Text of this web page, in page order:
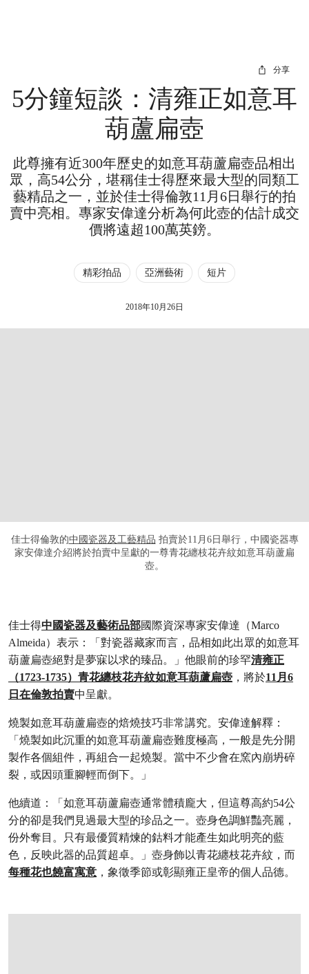
分享
5分鐘短談：清雍正如意耳
葫蘆扁壺
此尊擁有近300年歷史的如意耳葫蘆扁壺品相出
眾，高54公分，堪稱佳士得歷來最大型的同類工
藝精品之一，並於佳士得倫敦11月6日舉行的拍
賣中亮相。專家安偉達分析為何此壺的估計成交
價將遠超100萬英鎊。
精彩拍品 亞洲藝術 短片
2018年10月26日
佳士得倫敦的中國瓷器及工藝精品 拍賣於11月6日舉行，中國瓷器專
家安偉達介紹將於拍賣中呈獻的一尊青花纏枝花卉紋如意耳葫蘆扁
壺。
佳士得中國瓷器及藝術品部國際資深專家安偉達（Marco
Almeida）表示：「對瓷器藏家而言，品相如此出眾的如意耳
葫蘆扁壺絕對是夢寐以求的臻品。」他眼前的珍罕清雍正
（1723-1735）青花纏枝花卉紋如意耳葫蘆扁壺 ，將於11月6
日在倫敦拍賣中呈獻。
燒製如意耳葫蘆扁壺的焙燒技巧非常講究。安偉達解釋：
「燒製如此沉重的如意耳葫蘆扁壺難度極高，一般是先分開
製作各個組件，再組合一起燒製。當中不少會在窯內崩坍碎
裂，或因頭重腳輕而倒下。」
他續道：「如意耳葫蘆扁壺通常體積龐大，但這尊高約54公
分的卻是我們見過最大型的珍品之一。壺身色調鮮豔亮麗，
份外奪目。只有最優質精煉的鈷料才能產生如此明亮的藍
色，反映此器的品質超卓。」壺身飾以青花纏枝花卉紋，而
每種花也饒富寓意 ，象徵季節或彰顯雍正皇帝的個人品德。